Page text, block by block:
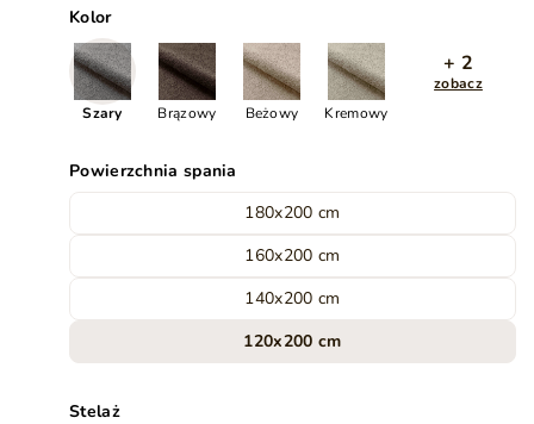
Powierzchnia spania
180x200 cm
160x200 cm
140x200 cm
120x200 cm
Kolor
Szary Brązowy Beżowy Kremowy
+ 2
zobacz
Stelaż